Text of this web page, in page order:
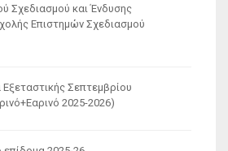
Σχεδιασμού και Ένδυσης
Επιστημών Σχεδιασμού
Σεπτεμβρίου
2025-2026)